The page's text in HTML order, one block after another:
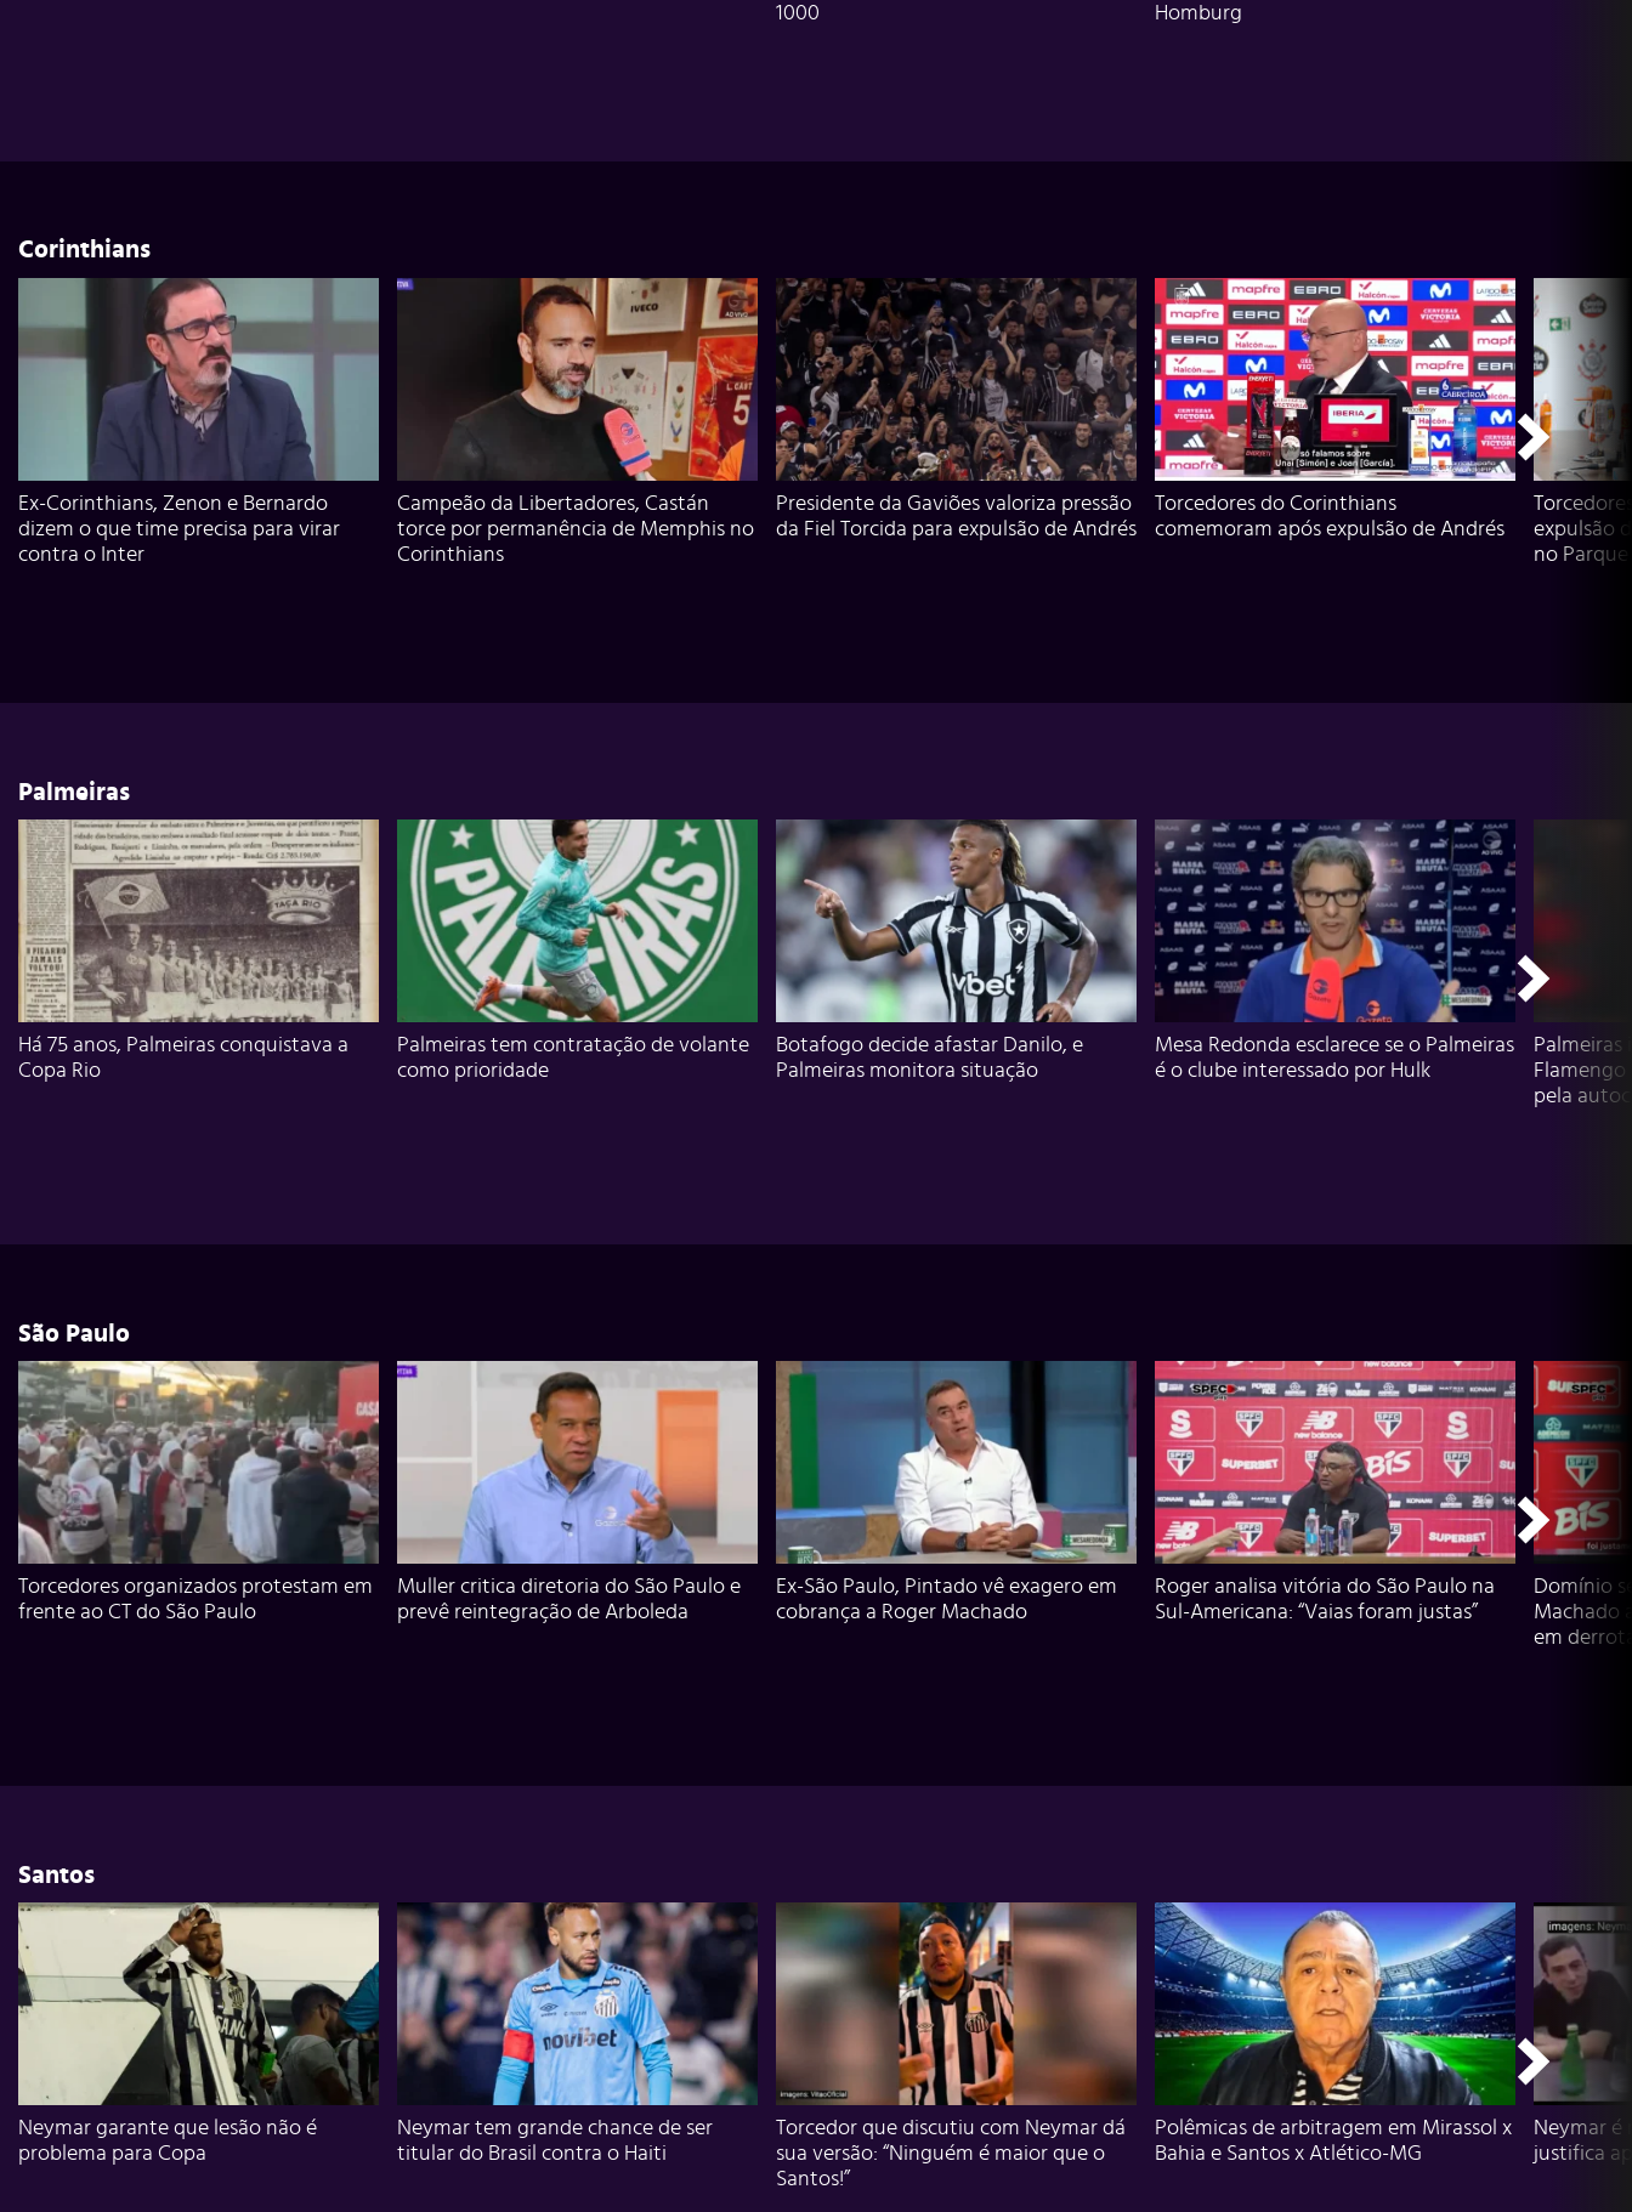
1000
Homburg
Corinthians
Ex-Corinthians, Zenon e Bernardo
dizem o que time precisa para virar
contra o Inter
Campeão da Libertadores, Castán
torce por permanência de Memphis no
Corinthians
Presidente da Gaviões valoriza pressão
da Fiel Torcida para expulsão de Andrés
Torcedores do Corinthians
comemoram após expulsão de Andrés
expulsão
no Parque
Palmeiras
Há 75 anos, Palmeiras conquistava a
Copa Rio
Palmeiras tem contratação de volante
como prioridade
Botafogo decide afastar Danilo, e
Palmeiras monitora situação
Mesa Redonda esclarece se o Palmeiras
é o clube interessado por Hulk
Flamengo
pela
São Paulo
Torcedores organizados protestam em
frente ao CT do São Paulo
Muller critica diretoria do São Paulo e
prevê reintegração de Arboleda
Ex-São Paulo, Pintado vê exagero em
cobrança a Roger Machado
Roger analisa vitória do São Paulo na
Sul-Americana: “Vaias foram justas”
Domínio
Machado
em
Santos
Neymar garante que lesão não é
problema para Copa
Neymar tem grande chance de ser
titular do Brasil contra o Haiti
Torcedor que discutiu com Neymar dá
sua versão: “Ninguém é maior que o
Santos!”
Polêmicas de arbitragem em Mirassol x
Bahia e Santos x Atlético-MG
Neymar é
justifica